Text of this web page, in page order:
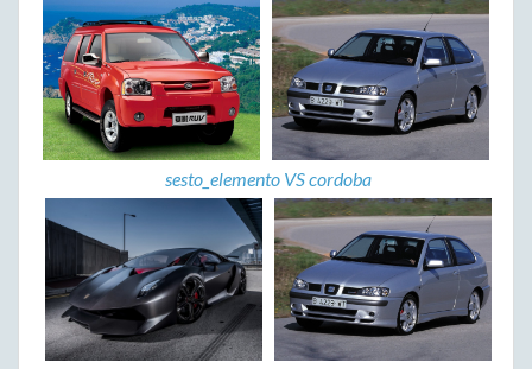
sesto_elemento VS cordoba